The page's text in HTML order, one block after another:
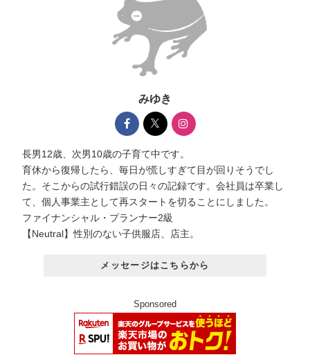
みゆき
長男12歳、次男10歳の子育て中です。
育休から復帰したら、毎日が慌しすぎて目が回りそうでし
た。そこからの試行錯誤の日々の記録です。会社員は卒業し
て、個人事業主として再スタートを切ることにしました。
ファイナンシャル・プランナー2級
【Neutral】性別のない子供服店、店主。
メッセージはこちらから
Sponsored